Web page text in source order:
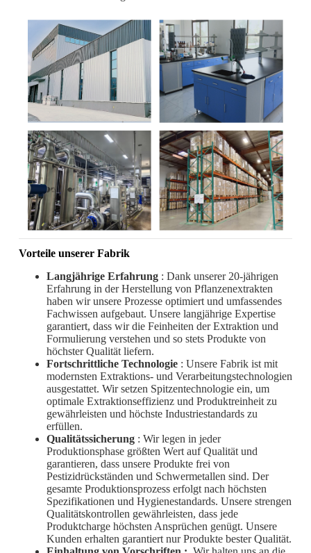
Vorteile unserer Fabrik
Langjährige Erfahrung: Dank unserer 20-jährigen
Erfahrung in der Herstellung von Pflanzenextrakten
haben wir unsere Prozesse optimiert und umfassendes
Fachwissen aufgebaut. Unsere langjährige Expertise
garantiert, dass wir die Feinheiten der Extraktion und
Formulierung verstehen und so stets Produkte von
höchster Qualität liefern.
Fortschrittliche Technologie: Unsere Fabrik ist mit
modernsten Extraktions- und Verarbeitungstechnologien
ausgestattet. Wir setzen Spitzentechnologie ein, um
optimale Extraktionseffizienz und Produktreinheit zu
gewährleisten und höchste Industriestandards zu
erfüllen.
Qualitätssicherung: Wir legen in jeder
Produktionsphase größten Wert auf Qualität und
garantieren, dass unsere Produkte frei von
Pestizidrückständen und Schwermetallen sind. Der
gesamte Produktionsprozess erfolgt nach höchsten
Spezifikationen und Hygienestandards. Unsere strengen
Qualitätskontrollen gewährleisten, dass jede
Produktcharge höchsten Ansprüchen genügt. Unsere
Kunden erhalten garantiert nur Produkte bester Qualität.